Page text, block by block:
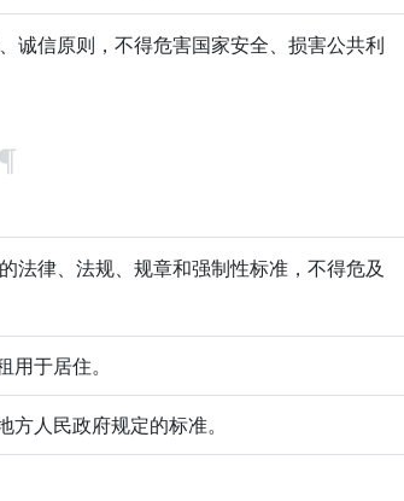
诚信原则，不得危害国家安全、损害公共利
法律、法规、规章和强制性标准，不得危及
于居住。
人民政府规定的标准。